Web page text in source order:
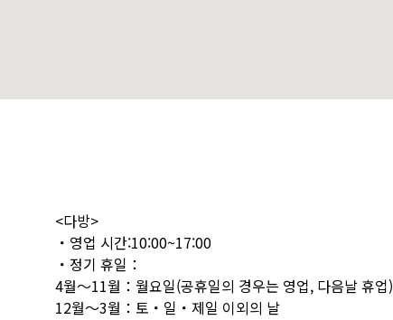
<다방>
・영업 시간:10:00~17:00
・정기 휴일：
4월～11월：월요일(공휴일의 경우는 영업, 다음날 휴업)
12월～3월：토・일・제일 이외의 날